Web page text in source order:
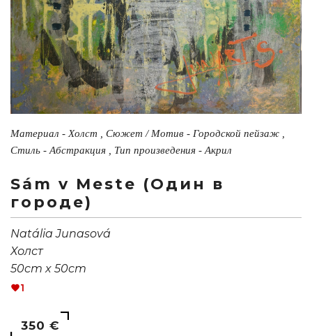
Материал - Холст , Сюжет / Мотив - Городской пейзаж ,
Стиль - Абстракция , Тип произведения - Акрил
Sám v Meste (Один в
городе)
Natália Junasová
Холст
50cm x 50cm
1
350 €